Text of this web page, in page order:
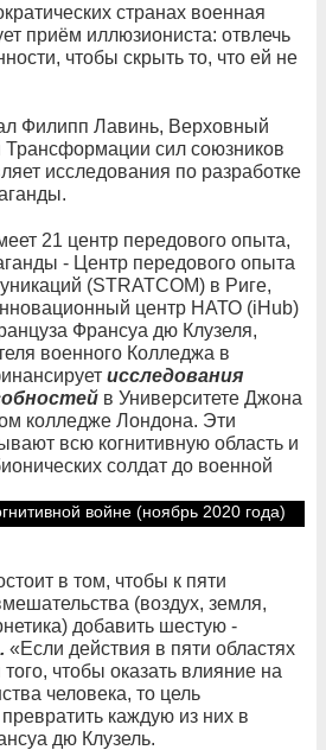
странах военная
приём иллюзиониста: отвлечь
чтобы скрыть то, что ей не
Филипп Лавинь, Верховный
сил союзников
исследования по разработке
21 центр передового опыта,
- Центр передового опыта
(STRATCOM) в Риге,
центр НАТО (iHub)
Франсуа дю Клузеля,
военного Колледжа в
исследования
в Университете Джона
колледже Лондона. Эти
всю когнитивную область и
солдат до военной
войне (ноябрь 2020 года)
в том, чтобы к пяти
(воздух, земля,
добавить шестую -
«Если действия в пяти областях
чтобы оказать влияние на
человека, то цель
каждую из них в
дю Клузель.